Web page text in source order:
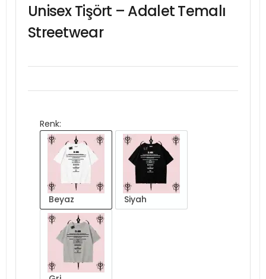
Unisex Tişört – Adalet Temalı
Streetwear
Renk:
Beyaz Siyah